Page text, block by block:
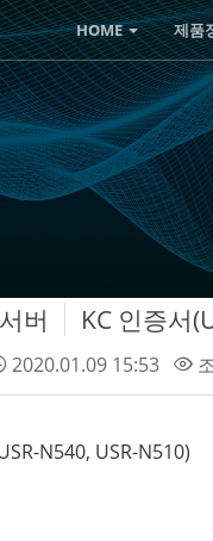
HOME 제품
버 KC 인증서
2020.01.09 15:53
N540, USR-N510)